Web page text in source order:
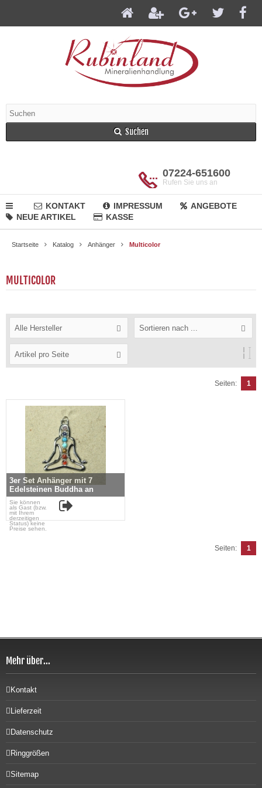
Suchen
07224-651600
Rufen Sie uns an
KONTAKT IMPRESSUM
ANGEBOTE
NEUE ARTIKEL
KASSE
Startseite Katalog Anhänger Multicolor
MULTICOLOR
Alle Hersteller Sortieren nach ...
Artikel pro Seite
Seiten: 1
3er Set Anhänger mit 7
Edelsteinen Buddha an
Ringöse ca. 55 x 44 mm
Sie können
als Gast (bzw.
mit Ihrem
derzeitigen
Status) keine
Preise sehen.
Seiten: 1
Mehr über...
Kontakt
Lieferzeit
Datenschutz
Ringgrößen
Sitemap